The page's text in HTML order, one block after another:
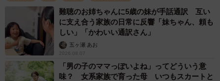
難聴のお姉ちゃんに5歳の妹が手話通訳 互い
に支え合う家族の日常に反響「妹ちゃん、頼も
しい」「かわいい通訳さん」
五ヶ瀬 あお
2026.08.07
「男の子のママっぽいよね」ってどういう意
味？ 女系家族で育った母 いつもスカートと